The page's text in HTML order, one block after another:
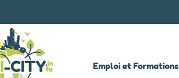
Emploi et Formations